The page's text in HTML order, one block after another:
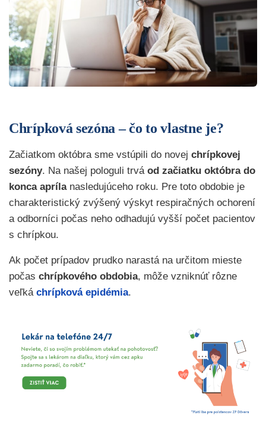
Chrípková sezóna – čo to vlastne je?
Začiatkom októbra sme vstúpili do novej chrípkovej
sezóny. Na našej pologuli trvá od začiatku októbra do
konca apríla nasledujúceho roku. Pre toto obdobie je
charakteristický zvýšený výskyt respiračných ochorení
a odborníci počas neho odhadujú vyšší počet pacientov
s chrípkou.
Ak počet prípadov prudko narastá na určitom mieste
počas chrípkového obdobia, môže vzniknúť rôzne
veľká chrípková epidémia.